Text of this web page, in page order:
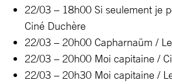
22/03 – 18h00 Si seulement je
Ciné Duchère
22/03 – 20h00 Capharnaüm /
22/03 – 20h00 Moi capitaine /
22/03 – 20h30 Moi capitaine /